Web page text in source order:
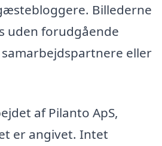
Billederne
uden forudgående
eller
af Pilanto ApS,
er angivet. Intet